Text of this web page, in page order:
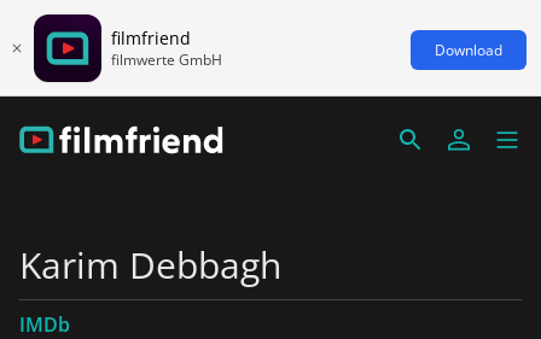
filmfriend
filmwerte GmbH Download
Karim Debbagh
IMDb